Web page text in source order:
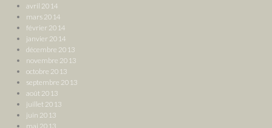
avril 2014
mars 2014
février 2014
janvier 2014
décembre 2013
novembre 2013
octobre 2013
septembre 2013
août 2013
juillet 2013
juin 2013
mai 2013